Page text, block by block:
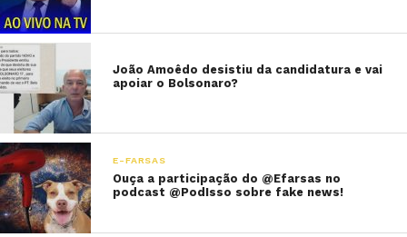
João Amoêdo desistiu da candidatura e vai
apoiar o Bolsonaro?
E-FARSAS
Ouça a participação do @Efarsas no
podcast @PodIsso sobre fake news!